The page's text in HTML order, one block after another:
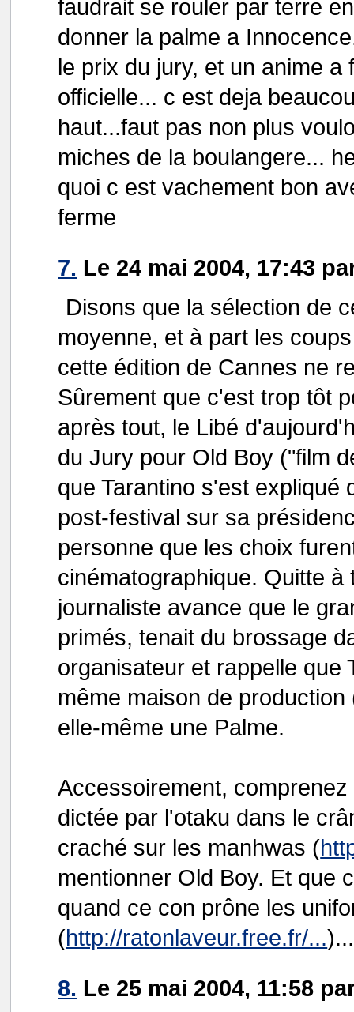
faudrait se rouler par terre
donner la palme a
le prix du jury, et un anime
officielle... c est deja
haut...faut pas non plus
miches de la boulangere...
quoi c est vachement bon
ferme
7. Le 24 mai 2004, 17:43
Disons que la sélection de
moyenne, et à part les
cette édition de Cannes ne
Sûrement que c'est trop tôt
après tout, le Libé
du Jury pour Old Boy ("film
que Tarantino s'est
post-festival sur sa
personne que les choix
cinématographique. Quitte
journaliste avance que le
primés, tenait du brossage
organisateur et rappelle que
même maison de
elle-même une Palme.
Accessoirement,
dictée par l'otaku dans le
craché sur les manhwas (
mentionner Old Boy. Et que
quand ce con prône les
(http://ratonlaveur.free.fr/...)...
8. Le 25 mai 2004, 11:58